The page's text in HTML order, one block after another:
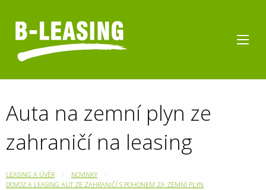
Auta na zemní plyn ze
zahraničí na leasing
LEASING A ÚVĚR
NOVINKY
DOVOZ A LEASING AUT ZE ZAHRANIČÍ S POHONEM ZA ZEMNÍ PLYN